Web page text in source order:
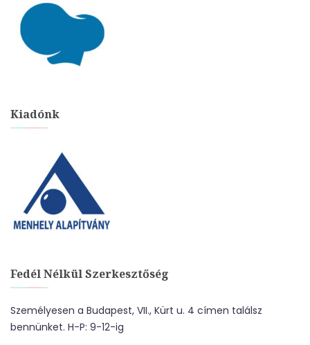
Kiadónk
Fedél Nélkül Szerkesztőség
Személyesen a Budapest, VII., Kürt u. 4 címen találsz
bennünket. H-P: 9-12-ig